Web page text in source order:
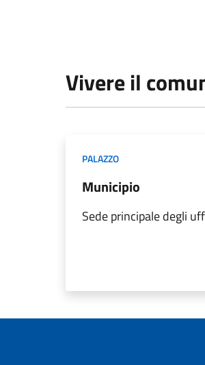
Vivere il
PALAZZO
Municipio
Sede principale degli